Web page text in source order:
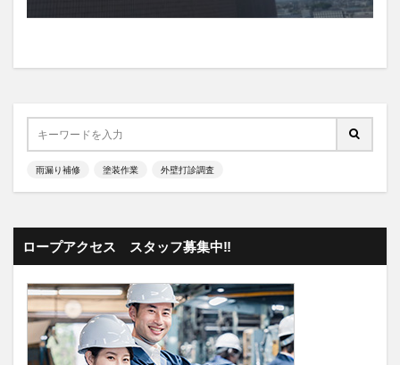
雨漏り補修 塗装作業 外壁打診調査
ロープアクセス スタッフ募集中‼